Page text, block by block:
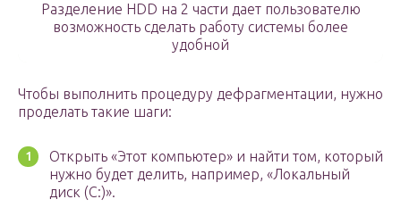
Разделение HDD на 2 части дает пользователю
возможность сделать работу системы более
удобной
Чтобы выполнить процедуру дефрагментации, нужно
проделать такие шаги:
Открыть «Этот компьютер» и найти том, который
нужно будет делить, например, «Локальный
диск (С:)».